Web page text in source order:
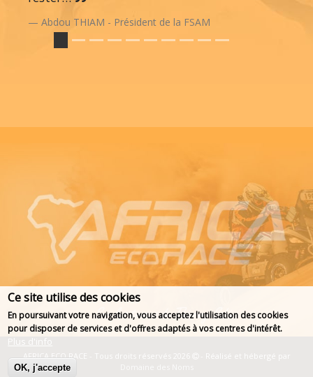
Abdou THIAM - Président de la FSAM
AFRICA ECO RACE - Tous droits réservés 2026
- Réalisé et hébergé par
Ce site utilise des cookies
En poursuivant votre navigation, vous acceptez l'utilisation des cookies
pour disposer de services et d'offres adaptés à vos centres d'intérêt.
Plus d'info
OK, j'accepte